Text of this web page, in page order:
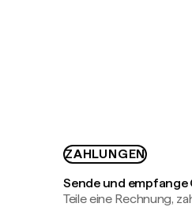
ZAHLUNGEN
Sende und empfange
Teile eine Rechnung,